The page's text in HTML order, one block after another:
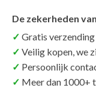
De zekerheden
Gratis
Veilig kopen, we
Persoonlijk
Meer dan 1000+